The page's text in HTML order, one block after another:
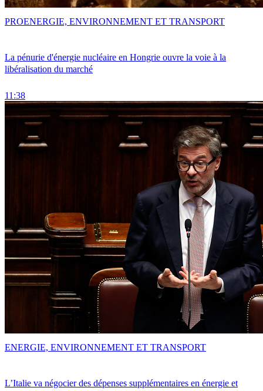
La pénurie d'énergie nucléaire en Hongrie ouvre la voie à la
libéralisation du marché
11:38
PROENERGIE, ENVIRONNEMENT ET TRANSPORT
L’Italie va négocier des dépenses supplémentaires en énergie et
ENERGIE, ENVIRONNEMENT ET TRANSPORT